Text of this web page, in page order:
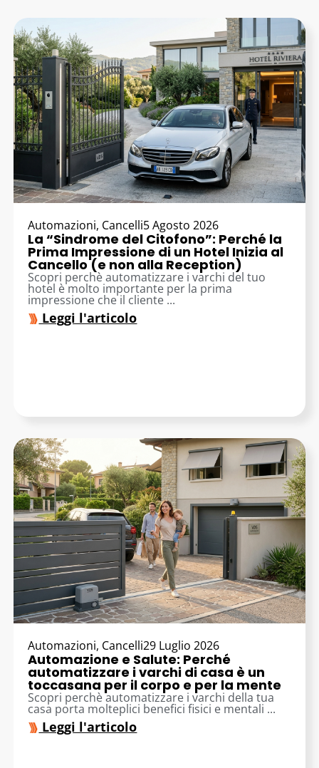
Automazioni, Cancelli5 Agosto 2026
La “Sindrome del Citofono”: Perché la
Prima Impressione di un Hotel Inizia al
Cancello (e non alla Reception)
Scopri perchè automatizzare i varchi del tuo
hotel è molto importante per la prima
impressione che il cliente ...
Leggi l'articolo
Automazioni, Cancelli29 Luglio 2026
Automazione e Salute: Perché
automatizzare i varchi di casa è un
toccasana per il corpo e per la mente
Scopri perchè automatizzare i varchi della tua
casa porta molteplici benefici fisici e mentali ...
Leggi l'articolo